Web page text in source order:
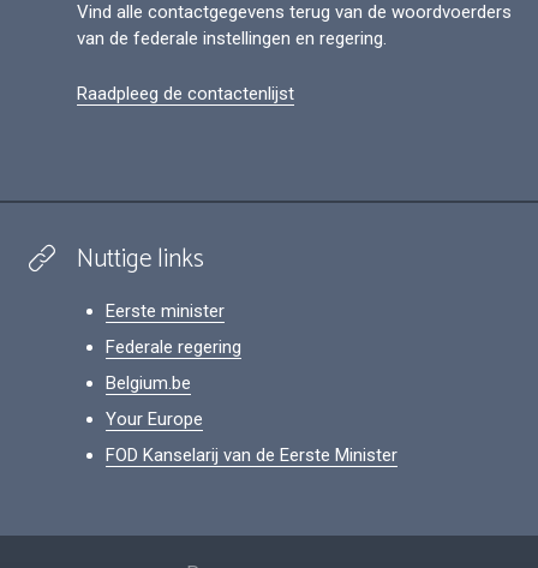
Vind alle contactgegevens terug van de woordvoerders
van de federale instellingen en regering.
Raadpleeg de contactenlijst
Nuttige links
Eerste minister
Federale regering
Belgium.be
Your Europe
FOD Kanselarij van de Eerste Minister